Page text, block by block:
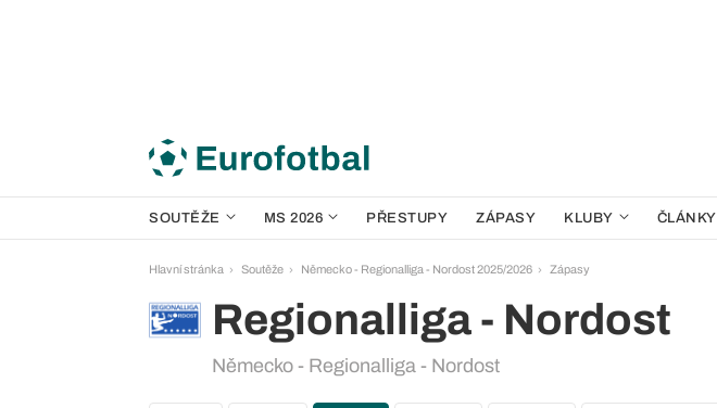
SOUTĚŽE MS 2026 PŘESTUPY ZÁPASY KLUBY ČLÁNKY
Hlavní stránka Soutěže Německo - Regionalliga - Nordost 2025/2026 Zápasy
Regionalliga - Nordost
Německo - Regionalliga - Nordost